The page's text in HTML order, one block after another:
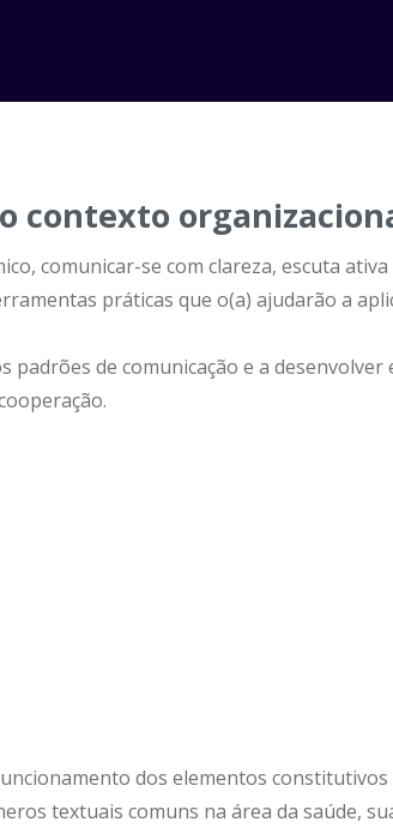
contexto
comunicar-se com clareza, escuta
práticas que o(a) ajudarão a
padrões de comunicação e a
dos elementos
textuais comuns na área da saúde,